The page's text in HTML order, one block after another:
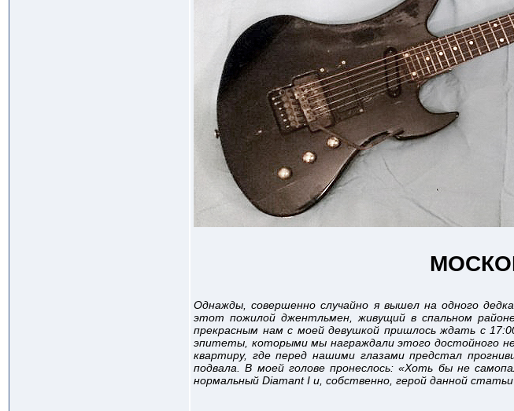
Однажды, совершенно случайно я вышел на одного
этот пожилой джентльмен, живущий в спальном
прекрасным нам с моей девушкой пришлось ждать с
эпитеты, которыми мы награждали этого достойного
квартиру, где перед нашими глазами предстал
подвала. В моей голове пронеслось: «Хоть бы не
нормальный Diamant I и, собственно, герой данной статьи